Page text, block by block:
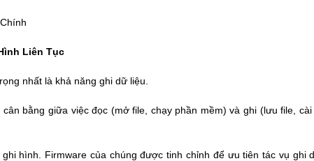
Liên Tục
nhất là khả năng ghi dữ liệu.
bằng giữa việc đọc (mở file, chạy phần mềm) và ghi (lưu file,
hình. Firmware của chúng được tinh chỉnh để ưu tiên tác vụ ghi